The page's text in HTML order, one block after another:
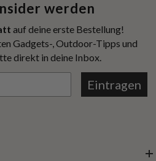
werden
auf deine erste Bestellung!
Gadgets-, Outdoor-Tipps und
direkt in deine Inbox.
Eintragen